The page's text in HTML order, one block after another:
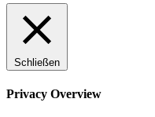
Schließen
Privacy Overview